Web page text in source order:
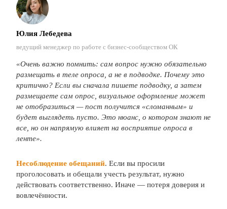
Юлия Лебедева
ведущий менеджер по работе с бизнес-сообществом ОК
«Очень важно помнить: сам вопрос нужно обязательно
размещать в теле опроса, а не в подводке. Почему это
критично? Если вы сначала пишете подводку, а затем
размещаете сам опрос, визуальное оформление может
не отобразиться — пост получится «сломанным» и
будет выглядеть пусто. Это нюанс, о котором знают не
все, но он напрямую влияет на восприятие опроса в
ленте».
Несоблюдение обещаний. Если вы просили
проголосовать и обещали учесть результат, нужно
действовать соответственно. Иначе — потеря доверия и
вовлечённости.